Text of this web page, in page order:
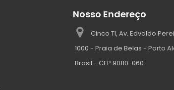
Nosso Endereço
Cinco TI, Av. Edvaldo
1000 - Praia de Belas - Porto
Brasil - CEP 90110-060